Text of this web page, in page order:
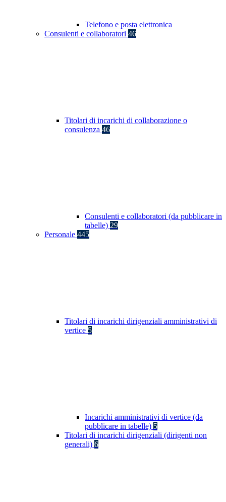
Telefono e posta elettronica
Consulenti e collaboratori 46
Titolari di incarichi di collaborazione o
consulenza 46
Consulenti e collaboratori (da pubblicare in
tabelle) 29
Personale 445
Titolari di incarichi dirigenziali amministrativi di
vertice 5
Incarichi amministrativi di vertice (da
pubblicare in tabelle) 5
Titolari di incarichi dirigenziali (dirigenti non
generali) 6